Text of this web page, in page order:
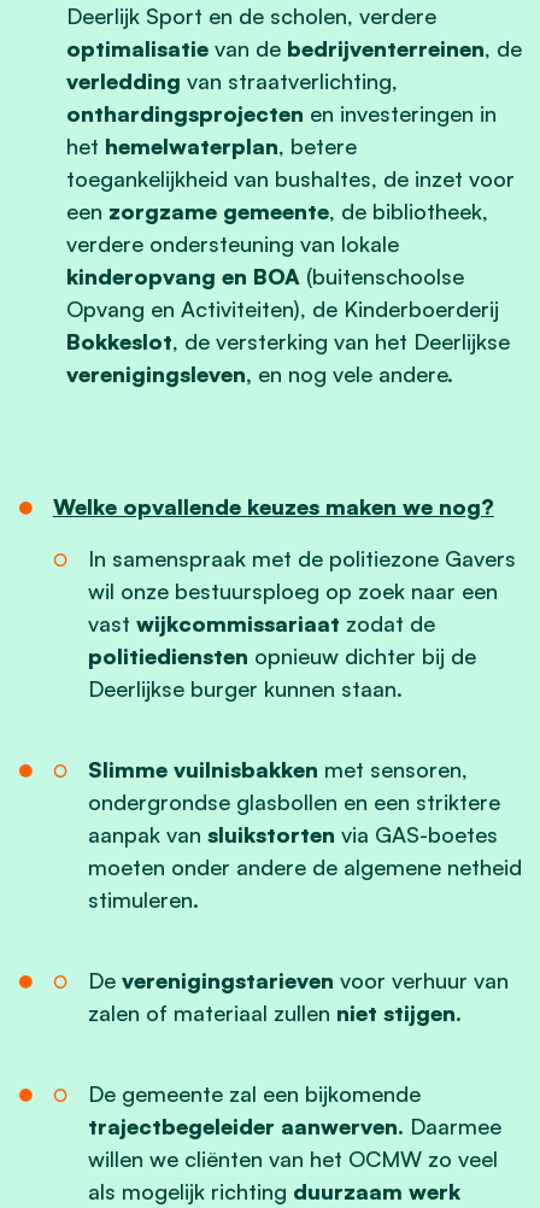
Deerlijk Sport en de scholen, verdere
optimalisatie van de bedrijventerreinen, de
verledding van straatverlichting,
onthardingsprojecten en investeringen in
het hemelwaterplan, betere
toegankelijkheid van bushaltes, de inzet voor
een zorgzame gemeente, de bibliotheek,
verdere ondersteuning van lokale
kinderopvang en BOA (buitenschoolse
Opvang en Activiteiten), de Kinderboerderij
Bokkeslot, de versterking van het Deerlijkse
verenigingsleven, en nog vele andere.
Welke opvallende keuzes maken we nog?
In samenspraak met de politiezone Gavers
wil onze bestuursploeg op zoek naar een
vast wijkcommissariaat zodat de
politiediensten opnieuw dichter bij de
Deerlijkse burger kunnen staan.
Slimme vuilnisbakken met sensoren,
ondergrondse glasbollen en een striktere
aanpak van sluikstorten via GAS-boetes
moeten onder andere de algemene netheid
stimuleren.
De verenigingstarieven voor verhuur van
zalen of materiaal zullen niet stijgen.
De gemeente zal een bijkomende
trajectbegeleider aanwerven. Daarmee
willen we cliënten van het OCMW zo veel
als mogelijk richting duurzaam werk